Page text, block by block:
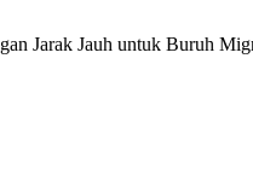
Jarak Jauh untuk Buruh